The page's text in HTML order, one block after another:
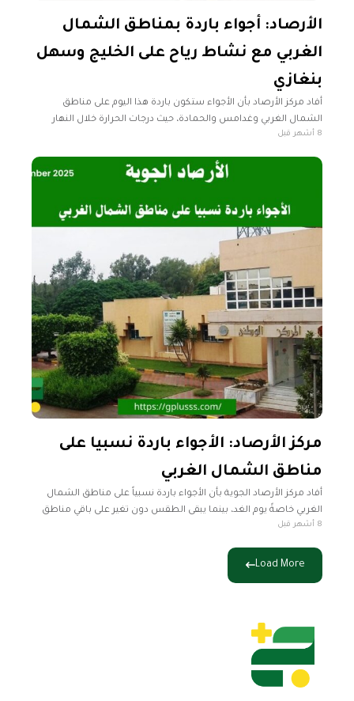
الأرصاد: أجواء باردة بمناطق الشمال
الغربي مع نشاط رياح على الخليج وسهل
بنغازي
أفاد مركز الأرصاد بأن الأجواء ستكون باردة هذا اليوم على مناطق
الشمال الغربي وغدامس والحمادة، حيث درجات الحرارة خلال النهار
تتراوح ما بين 11-18مْ، وتتراوح على باقي مناطق البلاد ما
8 أشهر قبل
مركز الأرصاد: الأجواء باردة نسبيا على
مناطق الشمال الغربي
أفاد مركز الأرصاد الجوية بأن الأجواء باردة نسبياً على مناطق الشمال
الغربي خاصةً يوم الغد، بينما يبقى الطقس دون تغير على باقي مناطق
البلاد. راس إجدير حتى سرت- سهل الجفارة-
8 أشهر قبل
Load More